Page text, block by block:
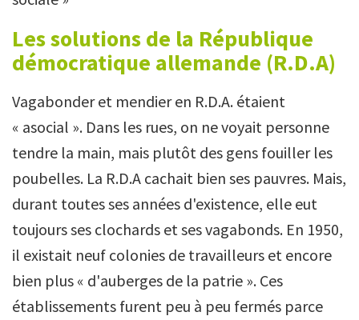
Les solutions de la République
démocratique allemande (R.D.A)
Vagabonder et mendier en R.D.A. étaient
« asocial ». Dans les rues, on ne voyait personne
tendre la main, mais plutôt des gens fouiller les
poubelles. La R.D.A cachait bien ses pauvres. Mais,
durant toutes ses années d'existence, elle eut
toujours ses clochards et ses vagabonds. En 1950,
il existait neuf colonies de travailleurs et encore
bien plus « d'auberges de la patrie ». Ces
établissements furent peu à peu fermés parce